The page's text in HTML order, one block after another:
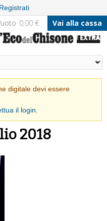
Registrati
0,00 € Vai alla cassa
avvertimento
digitale devi essere
il login
2018